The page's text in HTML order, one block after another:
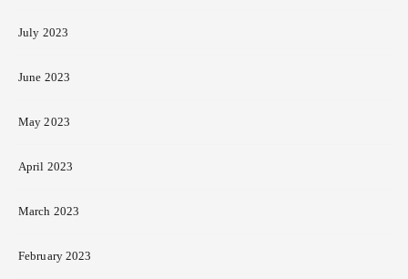
July 2023
June 2023
May 2023
April 2023
March 2023
February 2023